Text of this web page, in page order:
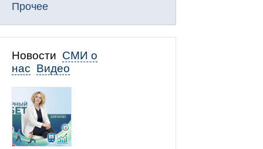
Прочее
Новости СМИ о
нас Видео